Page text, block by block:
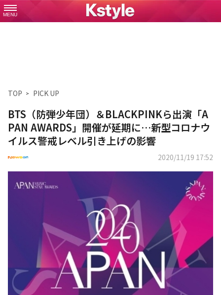
MENU
TOP PICK UP
BTS（防弾少年団）＆BLACKPINKら出演「A
PAN AWARDS」開催が延期に…新型コロナウ
イルス警戒レベル引き上げの影響
2020/11/19 17:52